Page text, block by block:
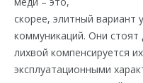
скорее, элитный вариант
коммуникаций. Они
лихвой компенсируется
эксплуатационными